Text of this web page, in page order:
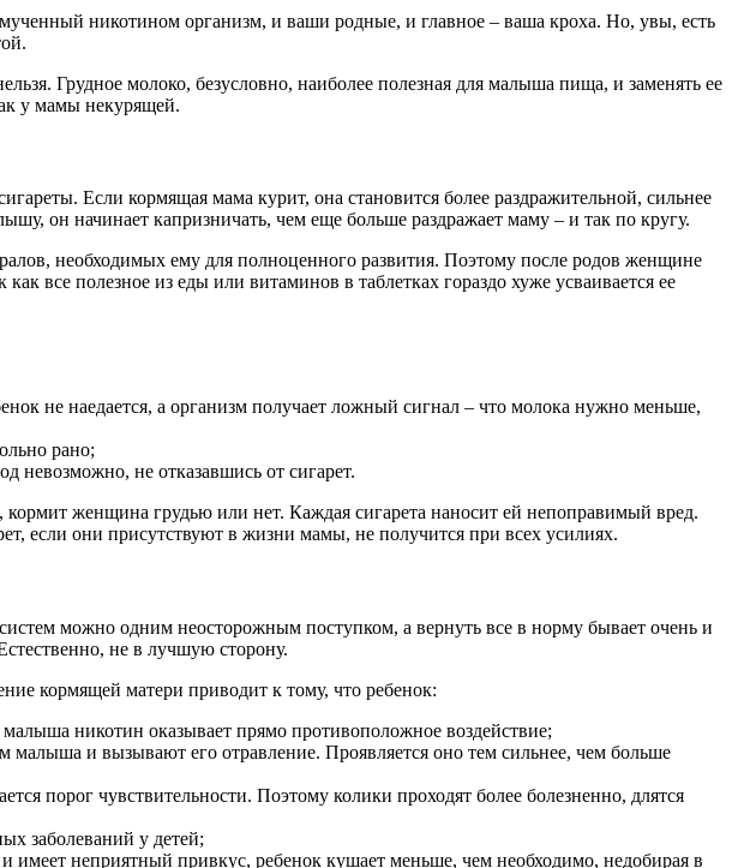
никотином организм, и ваши родные, и главное – ваша кроха. Но, увы, есть
Грудное молоко, безусловно, наиболее полезная для малыша пища, и заменять ее
у мамы некурящей.
Если кормящая мама курит, она становится более раздражительной, сильнее
он начинает капризничать, чем еще больше раздражает маму – и так по кругу.
необходимых ему для полноценного развития. Поэтому после родов женщине
все полезное из еды или витаминов в таблетках гораздо хуже усваивается ее
не наедается, а организм получает ложный сигнал – что молока нужно меньше,
рано;
невозможно, не отказавшись от сигарет.
кормит женщина грудью или нет. Каждая сигарета наносит ей непоправимый вред.
если они присутствуют в жизни мамы, не получится при всех усилиях.
можно одним неосторожным поступком, а вернуть все в норму бывает очень и
не в лучшую сторону.
кормящей матери приводит к тому, что ребенок:
никотин оказывает прямо противоположное воздействие;
малыша и вызывают его отравление. Проявляется оно тем сильнее, чем больше
порог чувствительности. Поэтому колики проходят более болезненно, длятся
заболеваний у детей;
имеет неприятный привкус, ребенок кушает меньше, чем необходимо, недобирая в